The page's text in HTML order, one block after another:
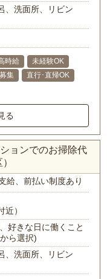
、洗面所、リビン
時給
未経験OK
集
直行･直帰OK
る
ョンでのお掃除代
給、前払い制度あり
近）
好きな日に働くこと
ら選択)
、洗面所、リビン